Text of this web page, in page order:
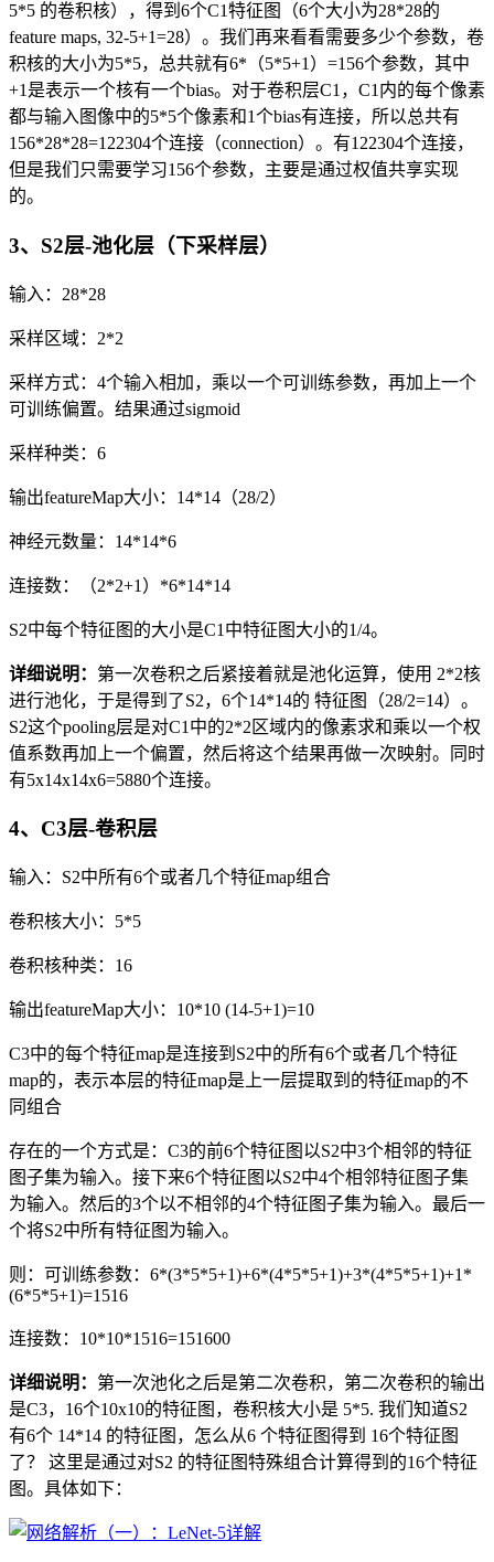
5*5 的卷积核），得到6个C1特征图（6个大小为28*28的
feature maps, 32-5+1=28）。我们再来看看需要多少个参数，卷
积核的大小为5*5，总共就有6*（5*5+1）=156个参数，其中
+1是表示一个核有一个bias。对于卷积层C1，C1内的每个像素
都与输入图像中的5*5个像素和1个bias有连接，所以总共有
156*28*28=122304个连接（connection）。有122304个连接，
但是我们只需要学习156个参数，主要是通过权值共享实现
的。
3、S2层-池化层（下采样层）
输入：28*28
采样区域：2*2
采样方式：4个输入相加，乘以一个可训练参数，再加上一个
可训练偏置。结果通过sigmoid
采样种类：6
输出featureMap大小：14*14（28/2）
神经元数量：14*14*6
连接数：（2*2+1）*6*14*14
S2中每个特征图的大小是C1中特征图大小的1/4。
详细说明： 第一次卷积之后紧接着就是池化运算，使用 2*2核
进行池化，于是得到了S2，6个14*14的 特征图（28/2=14）。
S2这个pooling层是对C1中的2*2区域内的像素求和乘以一个权
值系数再加上一个偏置，然后将这个结果再做一次映射。同时
有5x14x14x6=5880个连接。
4、C3层-卷积层
输入：S2中所有6个或者几个特征map组合
卷积核大小：5*5
卷积核种类：16
输出featureMap大小：10*10 (14-5+1)=10
C3中的每个特征map是连接到S2中的所有6个或者几个特征
map的，表示本层的特征map是上一层提取到的特征map的不
同组合
存在的一个方式是：C3的前6个特征图以S2中3个相邻的特征
图子集为输入。接下来6个特征图以S2中4个相邻特征图子集
为输入。然后的3个以不相邻的4个特征图子集为输入。最后一
个将S2中所有特征图为输入。
则：可训练参数：6*(3*5*5+1)+6*(4*5*5+1)+3*(4*5*5+1)+1*
(6*5*5+1)=1516
连接数：10*10*1516=151600
详细说明： 第一次池化之后是第二次卷积，第二次卷积的输出
是C3，16个10x10的特征图，卷积核大小是 5*5. 我们知道S2
有6个 14*14 的特征图，怎么从6 个特征图得到 16个特征图
了？ 这里是通过对S2 的特征图特殊组合计算得到的16个特征
图。具体如下：